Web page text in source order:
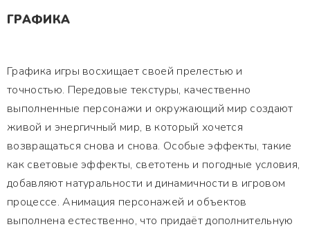
ГРАФИКА
Графика игры восхищает своей прелестью и
точностью. Передовые текстуры, качественно
выполненные персонажи и окружающий мир создают
живой и энергичный мир, в который хочется
возвращаться снова и снова. Особые эффекты, такие
как световые эффекты, светотень и погодные условия,
добавляют натуральности и динамичности в игровом
процессе. Анимация персонажей и объектов
выполнена естественно, что придаёт дополнительную